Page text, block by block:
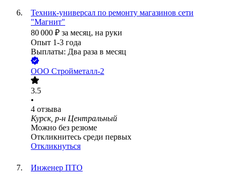
Техник-универсал по ремонту магазинов сети
"Магнит"
80 000 ₽ за месяц, на руки
Опыт 1-3 года
Выплаты: Два раза в месяц
ООО Стройметалл-2
3.5
•
4 отзыва
Курск, р-н Центральный
Можно без резюме
Откликнитесь среди первых
Откликнуться
Инженер ПТО